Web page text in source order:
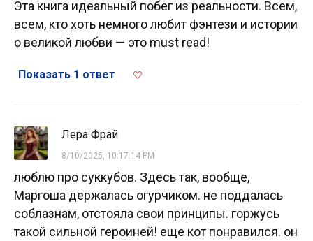
Эта книга идеальный побег из реальности. Всем,
всем, кто хоть немного любит фэнтези и истории
о великой любви — это must read!
Показать 1 ответ
Лера Фрай
8/10/2025, 10:17:14 PM
люблю про суккубов. Здесь так, вообще,
Маргоша держалась огурчиком. не поддалась
соблазнам, отстояла свои принципы. горжусь
такой сильной героиней! еще кот понравился. он